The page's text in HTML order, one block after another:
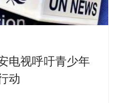
电视呼吁青少年
动